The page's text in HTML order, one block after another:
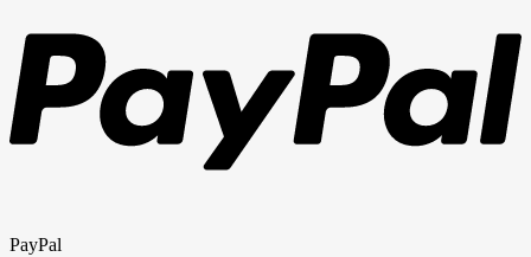
PayPal